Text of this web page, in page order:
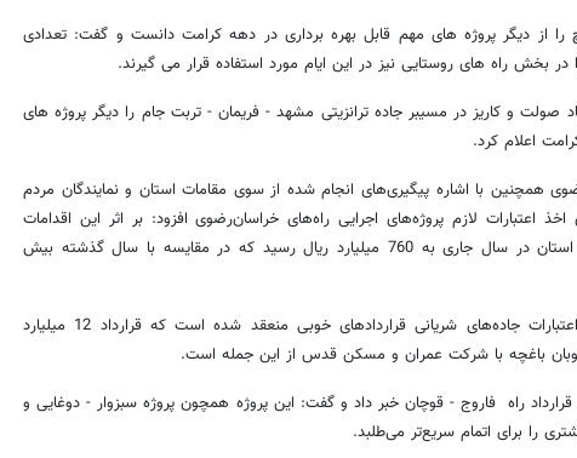
از دیگر پروژه های مهم قابل بهره برداری در دهه کرامت دانست و گفت: تعدادی
بخش راه های روستایی نیز در این ایام مورد استفاده قرار می گیرند.
صولت و کاریز در مسیبر جاده ترانزیتی مشهد - فریمان - تربت جام را دیگر پروژه های
اعلام کرد.
همچنین با اشاره پیگیری‌های انجام شده از سوی مقامات استان و نمایندگان مردم
اعتبارات لازم پروژه‌های اجرایی راه‌های خراسان‌رضوی افزود: بر اثر این اقدامات
اعتبارات ملی راه‌های روستایی استان در سال جاری به 760 میلیارد ریال رسید که در مقایسه با سال گذشته بیش
احمدی نوری گفت: در بخش اعتبارات جاده‌های شریانی قراردادهای خوبی منعقد شده است که قرارداد 12 میلیارد
باغچه با شرکت عمران و مسکن قدس از این جمله است.
قرارداد راه فاروج - قوچان خبر داد و گفت: این پروژه همچون پروژه سبزوار - دوغایی و
را برای اتمام سریع‌تر می‌طلبد.